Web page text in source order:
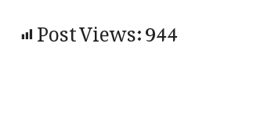
Post Views:944